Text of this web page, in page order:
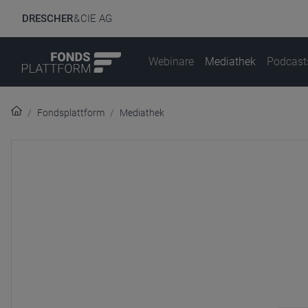
DRESCHER& CIE AG
Webinare Mediathek
Fondsplattform Mediathek